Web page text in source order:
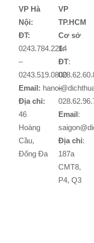
VP Hà
Nội:
ĐT:
0243.784.2264
–
0243.519.0800
Email:
Địa chỉ:
46
Hoàng
Cầu,
Đống Đa
VP
TP.HCM
Cơ sở
1:
ĐT:
–
Email:
Địa chỉ:
187a
CMT8,
P4, Q3